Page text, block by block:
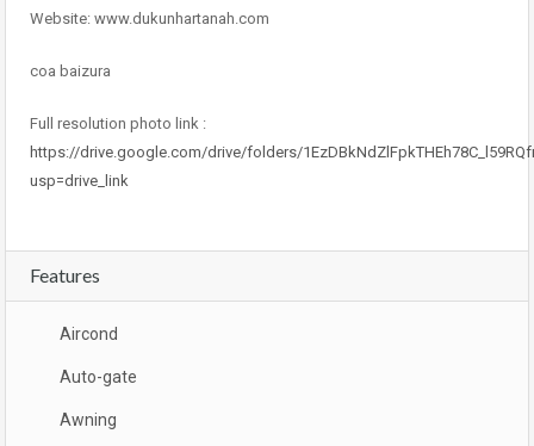
Website: www.dukunhartanah.com
coa baizura
Full resolution photo link :
https://drive.google.com/drive/folders/
usp=drive_link
Features
Aircond
Auto-gate
Awning